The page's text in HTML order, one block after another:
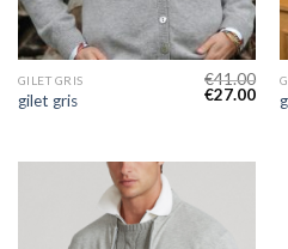
GILET GRIS
gilet gris
€41.00
€27.00